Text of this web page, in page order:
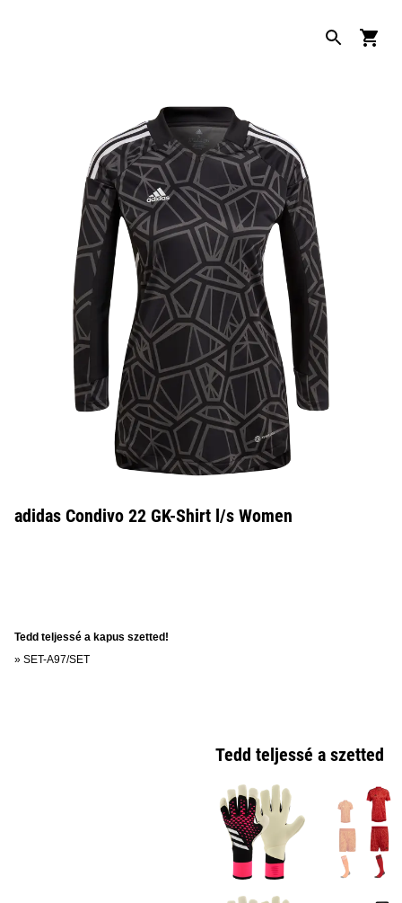
adidas Condivo 22 GK-Shirt l/s Women
Tedd teljessé a kapus szetted!
» SET-A97/SET
Tedd teljessé a szetted